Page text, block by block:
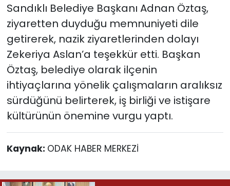
Sandıklı Belediye Başkanı Adnan Öztaş,
ziyaretten duyduğu memnuniyeti dile
getirerek, nazik ziyaretlerinden dolayı
Zekeriya Aslan’a teşekkür etti. Başkan
Öztaş, belediye olarak ilçenin
ihtiyaçlarına yönelik çalışmaların aralıksız
sürdüğünü belirterek, iş birliği ve istişare
kültürünün önemine vurgu yaptı.
Kaynak: ODAK HABER MERKEZİ